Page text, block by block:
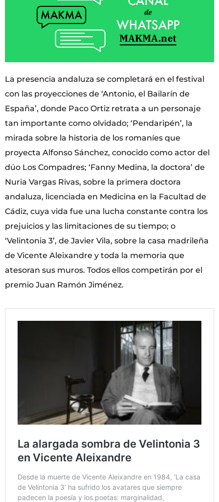
La presencia andaluza se completará en el festival
con las proyecciones de ‘Antonio, el Bailarín de
España’, donde Paco Ortiz retrata a un personaje
tan importante como olvidado; ‘Pendaripén’, la
mirada sobre la historia de los romaníes que
proyecta Alfonso Sánchez, conocido como actor del
dúo Los Compadres; ‘Fanny Medina, la doctora’ de
Nuria Vargas Rivas, sobre la primera doctora
andaluza, licenciada en Medicina en la Facultad de
Cádiz, cuya vida fue una lucha constante contra los
prejuicios y las limitaciones de su tiempo; o
‘Velintonia 3’, de Javier Vila, sobre la casa madrileña
de Vicente Aleixandre y toda la memoria que
atesoran sus muros. Todos ellos competirán por el
premio Juan Ramón Jiménez.